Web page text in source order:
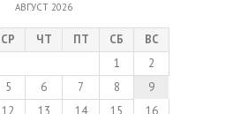
АВГУСТ 2026
СР ЧТ ПТ СБ
ВС
1
2
5 6 7 8
9
12 13 14 15 16